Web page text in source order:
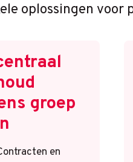
oplossingen voor
groep
en